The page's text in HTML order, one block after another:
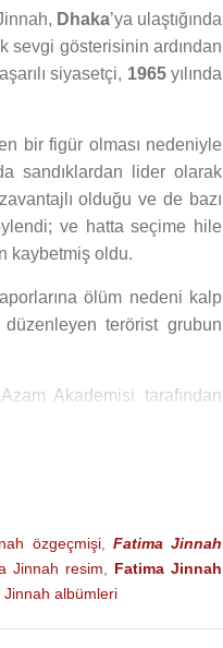
Dhaka’ya ulaştığında
sevgi gösterisinin ardından
siyasetçi, 1965yılında
bir figür olması nedeniyle
sandıklardan lider olarak
olduğu ve de bazı
ve hatta seçime hile
kaybetmiş oldu.
ölüm nedeni kalp
düzenleyen terörist grubun
Akademisi tarafından
özgeçmişi, Fatima Jinnah
Jinnah resim
Fatima Jinnah
Jinnah albümleri